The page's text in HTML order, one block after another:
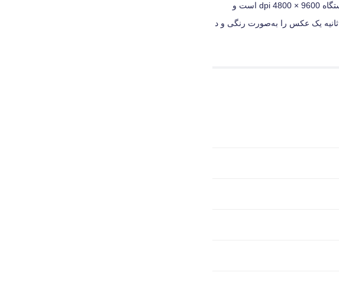
محصول می‌تواند نگاتیو و اسلایدهای 35 میلی‌متری قدیمی‌تان را باکیفیت بالایی به فایل دیجیتالی تبدیل کند. رزولوشن اسکن این دستگاه 9600 × 4800 dpi است و
برخلاف مدل‌های قدیمی، نیازی به گرم شدن ندارد به‌طوری‌که عمل اسکن پس از فشار دکمه، آغاز می‌شود. V370 می‌تواند در 14 ثانیه یک عکس را به‌صورت رنگی و د